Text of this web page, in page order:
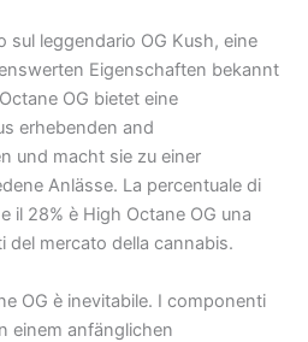
sul leggendario OG Kush, eine
Eigenschaften bekannt
OG bietet eine
erhebenden and
und macht sie zu einer
Anlässe. La percentuale di
il 28% è High Octane OG una
del mercato della cannabis.
OG è inevitabile. I componenti
einem anfänglichen